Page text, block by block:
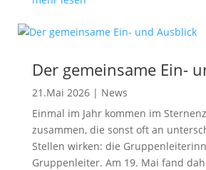
Der gemeinsame Ein-
21.Mai 2026| News
Einmal im Jahr kommen im
zusammen, die sonst oft an
Stellen wirken: die
Gruppenleiter. Am 19. Mai fand